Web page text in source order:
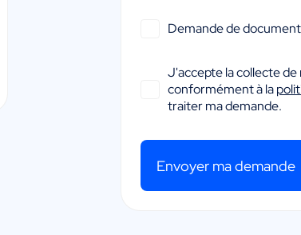
Demande de
J'accepte la collecte
conformément à la
traiter ma demande.
Envoyer ma demande